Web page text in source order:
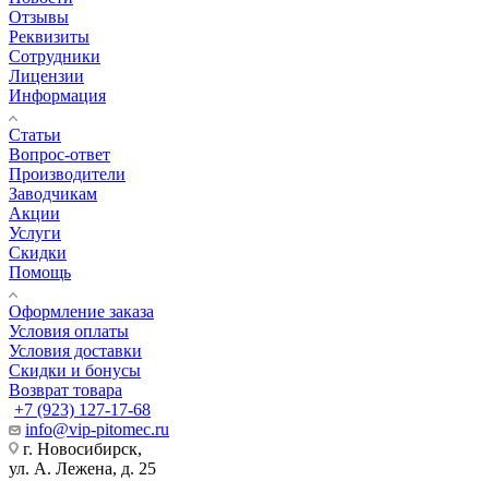
Отзывы
Реквизиты
Сотрудники
Лицензии
Информация
Статьи
Вопрос-ответ
Производители
Заводчикам
Акции
Услуги
Скидки
Помощь
Оформление заказа
Условия оплаты
Условия доставки
Скидки и бонусы
Возврат товара
+7 (923) 127-17-68
info@vip-pitomec.ru
г. Новосибирск,
ул. А. Лежена, д. 25